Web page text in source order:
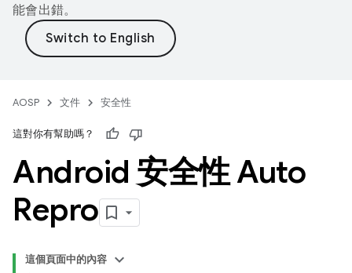
能會出錯。
AOSP 文件 安全性
這對你有幫助嗎？
Android 安全性 Auto
Repro
這個頁面中的內容